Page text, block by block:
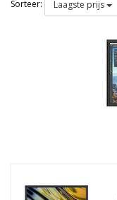
Sorteer: Laagste prijs